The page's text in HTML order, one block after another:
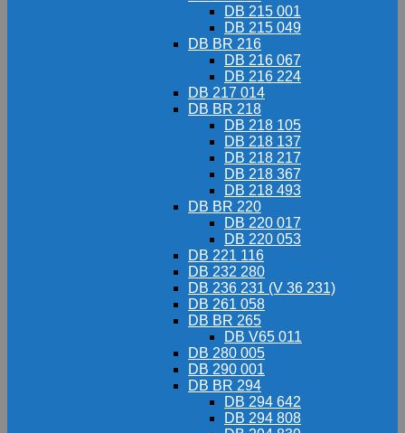
DB 215 001
DB 215 049
DB BR 216
DB 216 067
DB 216 224
DB 217 014
DB BR 218
DB 218 105
DB 218 137
DB 218 217
DB 218 367
DB 218 493
DB BR 220
DB 220 017
DB 220 053
DB 221 116
DB 232 280
DB 236 231 (V 36 231)
DB 261 058
DB BR 265
DB V65 011
DB 280 005
DB 290 001
DB BR 294
DB 294 642
DB 294 808